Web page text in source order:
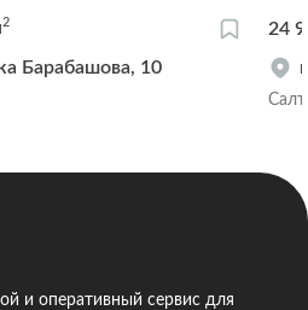
2
Барабашова, 10
24
и оперативный сервис для